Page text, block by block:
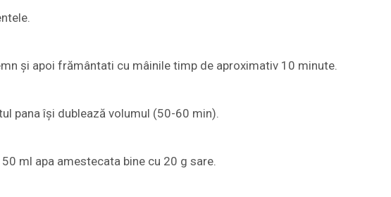
și apoi frământati cu mâinile timp de aproximativ 10 minute.
pana își dublează volumul (50-60 min).
ml apa amestecata bine cu 20 g sare.